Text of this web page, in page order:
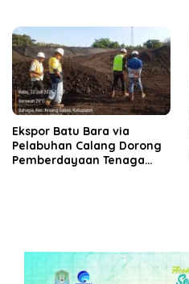
‎Ekspor Batu Bara via
Pelabuhan Calang Dorong
Pemberdayaan Tenaga